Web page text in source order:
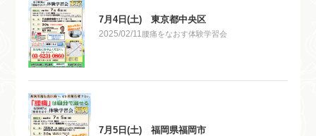
7月4日(土) 東京都中央区
2025/02/11 腰痛をなおす体験学習会
7月5日(土) 福岡県福岡市